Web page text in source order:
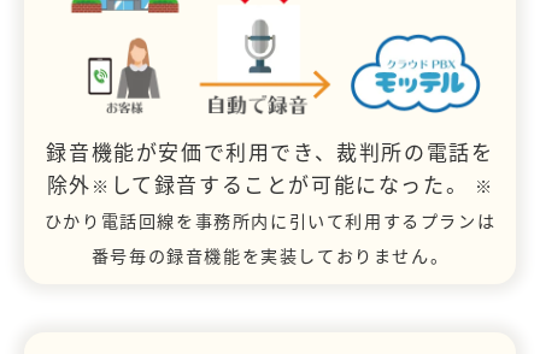
録音機能が安価で利用でき、裁判所の電話を
除外 ※ して録音することが可能になった。
※
ひかり電話回線を事務所内に引いて利用するプランは
番号毎の録音機能を実装しておりません。